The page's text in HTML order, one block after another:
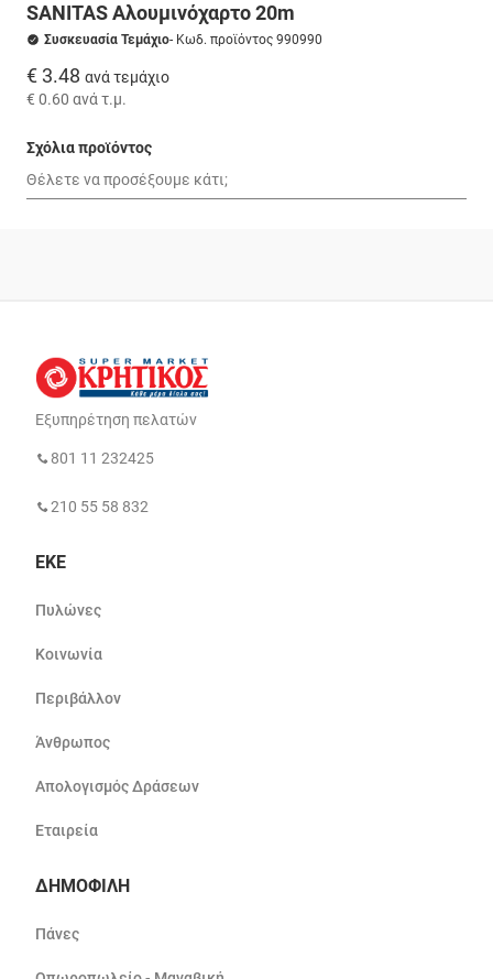
SANITAS Αλουμινόχαρτο 20m
Συσκευασία Τεμάχιο- Κωδ. προϊόντος 990990
€ 3.48 ανά τεμάχιο
€ 0.60 ανά τ.μ.
Σχόλια προϊόντος
Εξυπηρέτηση πελατών
801 11 232425
210 55 58 832
ΕΚΕ
Πυλώνες
Κοινωνία
Περιβάλλον
Άνθρωπος
Απολογισμός Δράσεων
Εταιρεία
ΔΗΜΟΦΙΛΗ
Πάνες